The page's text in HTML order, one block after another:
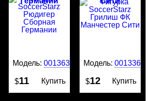
Модель:0013635
$11 Купить
Модель: 0013369
$12 Купить